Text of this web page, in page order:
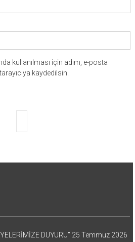
kullanılması için adım, e-posta
kaydedilsin.
DUYURU” 25 Temmuz 2026